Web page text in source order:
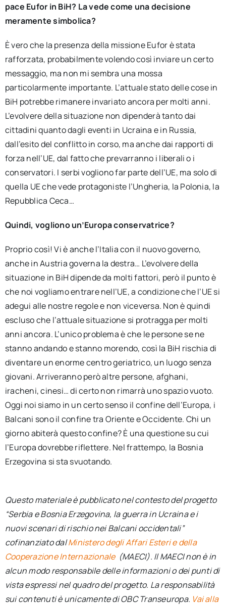
pace Eufor in BiH? La vede come una decisione
meramente simbolica?
È vero che la presenza della missione Eufor è stata
rafforzata, probabilmente volendo così inviare un certo
messaggio, ma non mi sembra una mossa
particolarmente importante. L’attuale stato delle cose in
BiH potrebbe rimanere invariato ancora per molti anni.
L’evolvere della situazione non dipenderà tanto dai
cittadini quanto dagli eventi in Ucraina e in Russia,
dall’esito del conflitto in corso, ma anche dai rapporti di
forza nell’UE, dal fatto che prevarranno i liberali o i
conservatori. I serbi vogliono far parte dell’UE, ma solo di
quella UE che vede protagoniste l’Ungheria, la Polonia, la
Repubblica Ceca…
Quindi, vogliono un’Europa conservatrice?
Proprio così! Vi è anche l’Italia con il nuovo governo,
anche in Austria governa la destra… L’evolvere della
situazione in BiH dipende da molti fattori, però il punto è
che noi vogliamo entrare nell’UE, a condizione che l’UE si
adegui alle nostre regole e non viceversa. Non è quindi
escluso che l’attuale situazione si protragga per molti
anni ancora. L’unico problema è che le persone se ne
stanno andando e stanno morendo, così la BiH rischia di
diventare un enorme centro geriatrico, un luogo senza
giovani. Arriveranno però altre persone, afghani,
iracheni, cinesi… di certo non rimarrà uno spazio vuoto.
Oggi noi siamo in un certo senso il confine dell’Europa, i
Balcani sono il confine tra Oriente e Occidente. Chi un
giorno abiterà questo confine? È una questione su cui
l’Europa dovrebbe riflettere. Nel frattempo, la Bosnia
Erzegovina si sta svuotando.
Questo materiale è pubblicato nel contesto del progetto
“Serbia e Bosnia Erzegovina, la guerra in Ucraina e i
nuovi scenari di rischio nei Balcani occidentali”
cofinanziato dalMinistero degli Affari Esteri e della
Cooperazione Internazionale (MAECI). Il MAECI non è in
alcun modo responsabile delle informazioni o dei punti di
vista espressi nel quadro del progetto. La responsabilità
sui contenuti è unicamente di OBC Transeuropa. Vai alla